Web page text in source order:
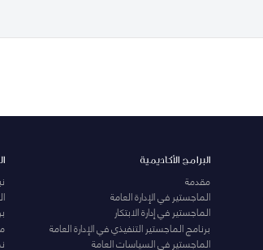
البرامج الأكاديمية
مقدمة
الماجستير في الإدارة العامة
الماجستير في إدارة الابتكار
برنامج الماجستير التنفيذي في الإدارة العامة
الماجستير في السياسات العامة